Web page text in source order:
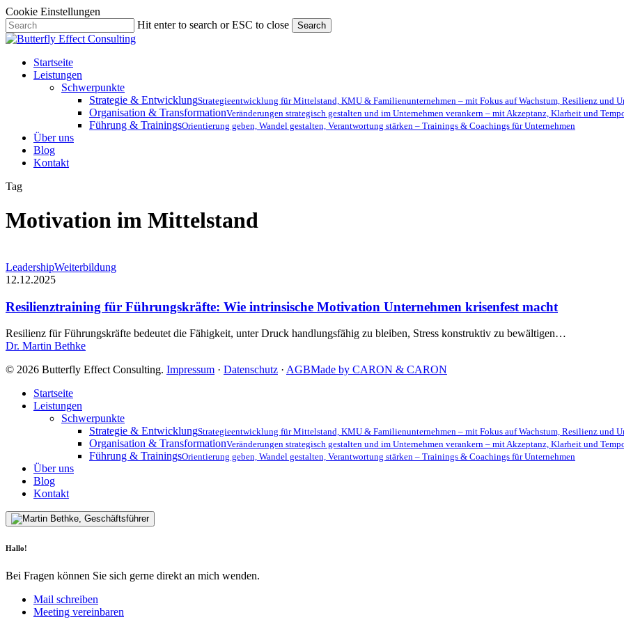
Cookie Einstellungen
Skip
to
content
Hit enter to search or ESC to close Search
Close
Menu
Startseite
Leistungen
Schwerpunkte
Strategie & EntwicklungStrategieentwicklung für Mittelstand, KMU & Familienunternehmen – mit Fokus auf Wachstum, Resilienz und
Organisation & TransformationVeränderungen strategisch gestalten und im Unternehmen verankern – mit Akzeptanz, Klarheit und
Führung & TrainingsOrientierung geben, Wandel gestalten, Verantwortung stärken – Trainings & Coachings für Unternehmen
Über uns
Blog
Kontakt
Tag
Motivation im Mittelstand
Resilienztraining
für
Wie
intrinsische
Motivation
Unternehmen
krisenfest
macht
LeadershipWeiterbildung
12.12.2025
Resilienztraining für Führungskräfte: Wie intrinsische Motivation Unternehmen krisenfest macht
Resilienz für Führungskräfte bedeutet die Fähigkeit, unter Druck handlungsfähig zu bleiben, Stress konstruktiv zu bewältigen…
Dr. Martin Bethke
© 2026 Butterfly Effect Consulting. Impressum · Datenschutz · AGBMade by CARON & CARON
Close
Menu
Startseite
Leistungen
Schwerpunkte
Strategie & EntwicklungStrategieentwicklung für Mittelstand, KMU & Familienunternehmen – mit Fokus auf Wachstum, Resilienz und
Organisation & TransformationVeränderungen strategisch gestalten und im Unternehmen verankern – mit Akzeptanz, Klarheit und
Führung & TrainingsOrientierung geben, Wandel gestalten, Verantwortung stärken – Trainings & Coachings für Unternehmen
Über uns
Blog
Kontakt
Hallo!
Bei Fragen können Sie sich gerne direkt an mich wenden.
Mail schreiben
Meeting vereinbaren